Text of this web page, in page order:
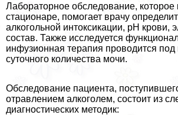
Лабораторное обследование, которое
стационаре, помогает врачу
алкогольной интоксикации, рН крови,
состав. Также исследуется
инфузионная терапия проводится под
суточного количества мочи.
Обследование пациента,
отравлением алкоголем, состоит из
диагностических методик: